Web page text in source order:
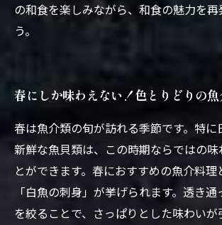
の和食を楽しみながら、和食の魅力を再
う。
春にしか味わえない！色とりどりの
春は魚介類の旬が訪れる季節です。特に
新鮮な魚貝類は、この時期ならではの
とができます。春におすすめの魚介料
「白魚の刺身」が挙げられます。透き
を絞ることで、さっぱりとした味わいが